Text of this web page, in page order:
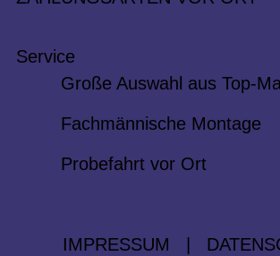
Service
Große Auswahl aus Top-
Fachmännische Montage
Probefahrt vor Ort
IMPRESSUM